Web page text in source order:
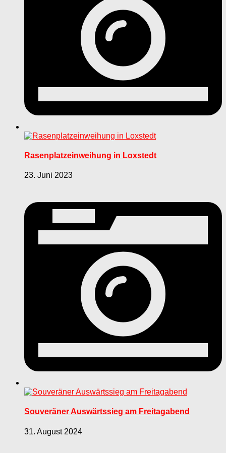
Rasenplatzeinweihung in Loxstedt
23. Juni 2023
Souveräner Auswärtssieg am Freitagabend
31. August 2024